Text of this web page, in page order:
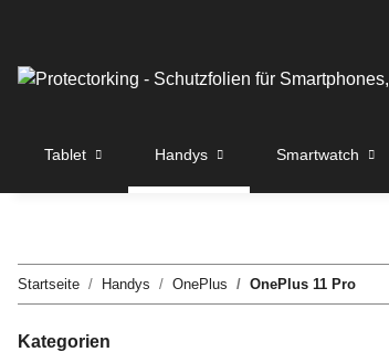
Tablet Handys Smartwatch
Startseite Handys OnePlus OnePlus 11 Pro
Kategorien